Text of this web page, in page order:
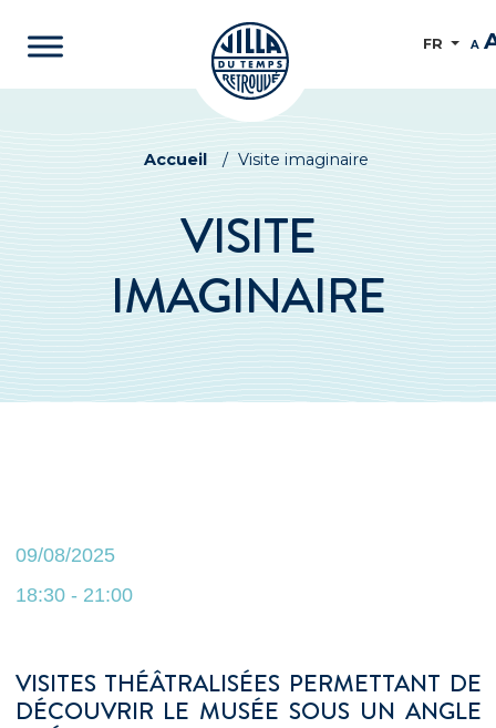
FR A
Accueil / Visite imaginaire
VISITE
IMAGINAIRE
09/08/2025
18:30 - 21:00
VISITES THÉÂTRALISÉES PERMETTANT DE
DÉCOUVRIR LE MUSÉE SOUS UN ANGLE